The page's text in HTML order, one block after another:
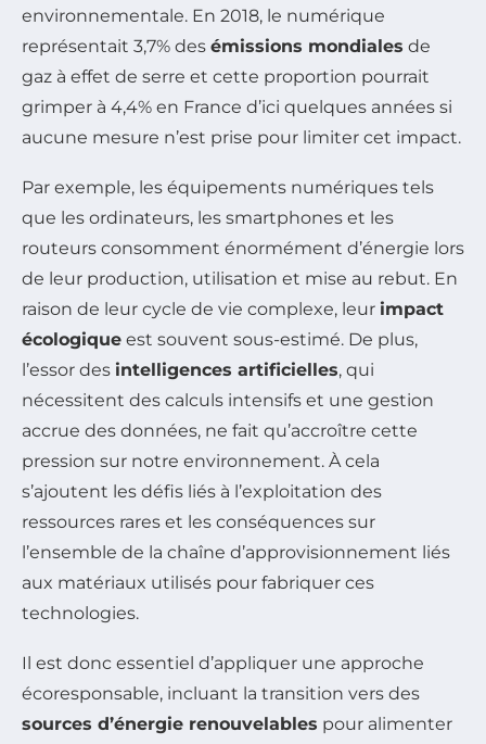
environnementale. En 2018, le numérique
représentait 3,7% des émissions mondiales de
gaz à effet de serre et cette proportion pourrait
grimper à 4,4% en France d’ici quelques années si
aucune mesure n’est prise pour limiter cet impact.
Par exemple, les équipements numériques tels
que les ordinateurs, les smartphones et les
routeurs consomment énormément d’énergie lors
de leur production, utilisation et mise au rebut. En
raison de leur cycle de vie complexe, leur impact
écologique est souvent sous-estimé. De plus,
l’essor des intelligences artificielles, qui
nécessitent des calculs intensifs et une gestion
accrue des données, ne fait qu’accroître cette
pression sur notre environnement. À cela
s’ajoutent les défis liés à l’exploitation des
ressources rares et les conséquences sur
l’ensemble de la chaîne d’approvisionnement liés
aux matériaux utilisés pour fabriquer ces
technologies.
Il est donc essentiel d’appliquer une approche
écoresponsable, incluant la transition vers des
sources d’énergie renouvelables pour alimenter